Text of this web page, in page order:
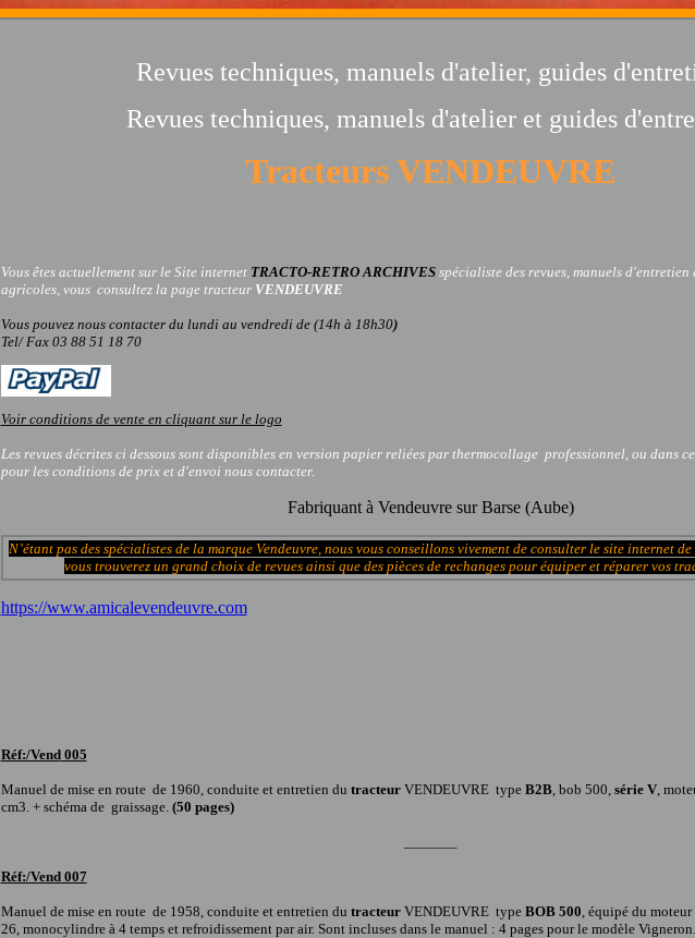
Revues techniques, manuels d'atelier, guides
Revues techniques, manuels d'atelier et guides
Tracteurs VENDEUVRE
Vous êtes actuellement sur le Site internetTRACTO-RETRO ARCHIVES spécialiste des revues, manuels
agricoles, vous consultez la page tracteur VENDEUVRE
Vous pouvez nous contacter du lundi au vendredi de (14h à 18h30)
Tel/ Fax 03 88 51 18 70
Voir conditions de vente en cliquant sur le logo
Les revues décrites ci dessous sont disponibles en version papier reliées par thermocollage professionnel, ou dans
pour les conditions de prix et d'envoi nous contacter.
Fabriquant à Vendeuvre sur Barse (Aube)
N’étant pas des spécialistes de la marque Vendeuvre, nous vous conseillons vivement de consulter lesite internet de
vous trouverez un grand choix de revues ainsi que des pièces de rechanges pour équiper et réparer vos
https://www.amicalevendeuvre.com
Réf:/Vend005
Manuel de mise en routede 1960, conduite et entretien du tracteurVENDEUVRE type B2B, bob 500, série V,
cm3. + schéma de graissage. (50 pages)
Réf:/Vend007
Manuel de mise en routede 1958, conduite et entretien du tracteurVENDEUVRE type BOB 500, équipé du
26, monocylindre à 4 temps et refroidissement par air. Sont incluses dans le manuel : 4 pages pour le modèle Vigneron.